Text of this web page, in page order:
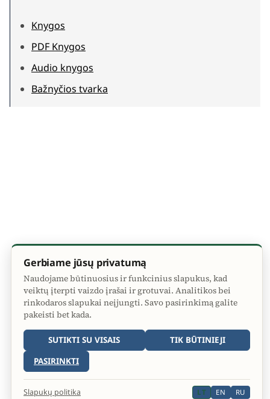
Knygos
PDF Knygos
Audio knygos
Bažnyčios tvarka
Gerbiame jūsų privatumą
Naudojame būtinuosius ir funkcinius slapukus, kad
veiktų įterpti vaizdo įrašai ir grotuvai. Analitikos bei
rinkodaros slapukai neįjungti. Savo pasirinkimą galite
pakeisti bet kada.
SUTIKTI SU VISAIS
TIK BŪTINIEJI
PASIRINKTI
Slapukų politika LT EN RU